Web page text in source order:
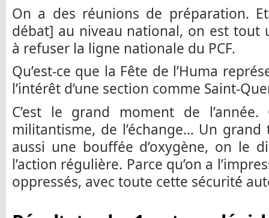
On a des réunions de préparation.
débat] au niveau national, on est tout
à refuser la ligne nationale du PCF.
Qu’est-ce que la Fête de l’Huma
l’intérêt d’une section comme Saint-
C’est le grand moment de
militantisme, de l’échange… Un grand
aussi une bouffée d’oxygène, on le
l’action régulière. Parce qu’on a
oppressés, avec toute cette sécurité